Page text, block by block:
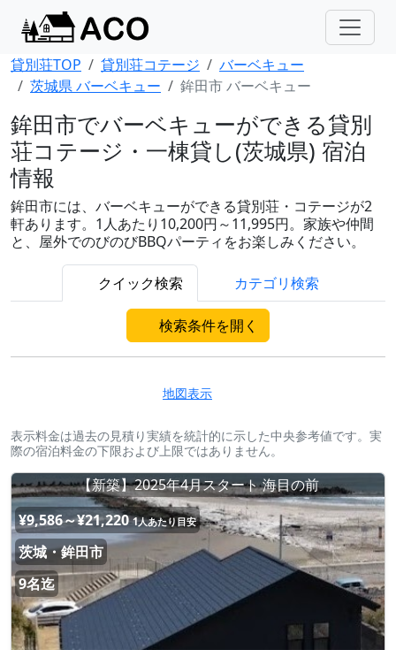
貸別荘TOP 貸別荘コテージ
バーベキュー
茨城県 バーベキュー
鉾田市 バーベキュー
鉾田市でバーベキューができる貸別
荘コテージ・一棟貸し(茨城県) 宿泊
情報
鉾田市には、バーベキューができる貸別荘・コテージが2
軒あります。1人あたり10,200円～11,995円。家族や仲間
と、屋外でのびのびBBQパーティをお楽しみください。
クイック検索 カテゴリ検索
検索条件を開く
地図表示
表示料金は過去の見積り実績を統計的に示した中央参考値です。実
際の宿泊料金の下限および上限ではありません。
【新築】2025年4月スタート 海目の前
¥9,586～¥21,220 1人あたり目安
茨城・鉾田市
9名迄